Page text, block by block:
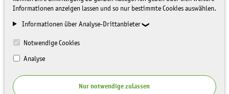
Informationen anzeigen lassen und so nur bestimmte Cookies auswählen.
Informationen über Analyse-Drittanbieter
Notwendige Cookies
Analyse
Nur notwendige zulassen